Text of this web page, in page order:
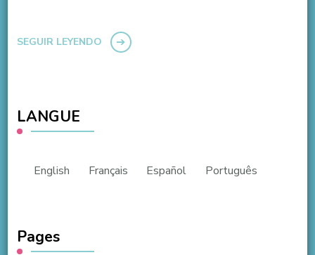
SEGUIR LEYENDO
LANGUE
English Français Español Português
Pages